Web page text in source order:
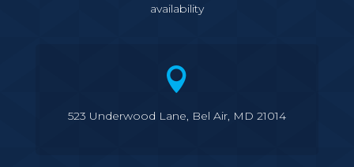
availability

523 Underwood Lane, Bel Air, MD 21014